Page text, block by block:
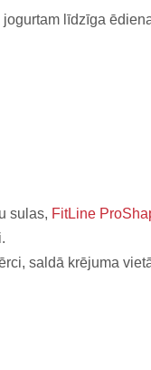
līdzīga
sulas, FitLine
saldā krējuma